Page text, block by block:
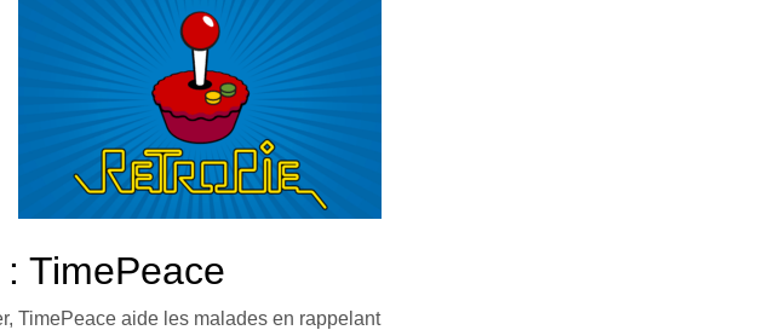
TimePeace
TimePeace aide les malades en rappelant